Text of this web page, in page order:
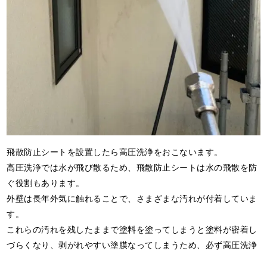
飛散防止シートを設置したら高圧洗浄をおこないます。
高圧洗浄では水が飛び散るため、飛散防止シートは水の飛散を防
ぐ役割もあります。
外壁は長年外気に触れることで、さまざまな汚れが付着していま
す。
これらの汚れを残したままで塗料を塗ってしまうと塗料が密着し
づらくなり、剥がれやすい塗膜なってしまうため、必ず高圧洗浄